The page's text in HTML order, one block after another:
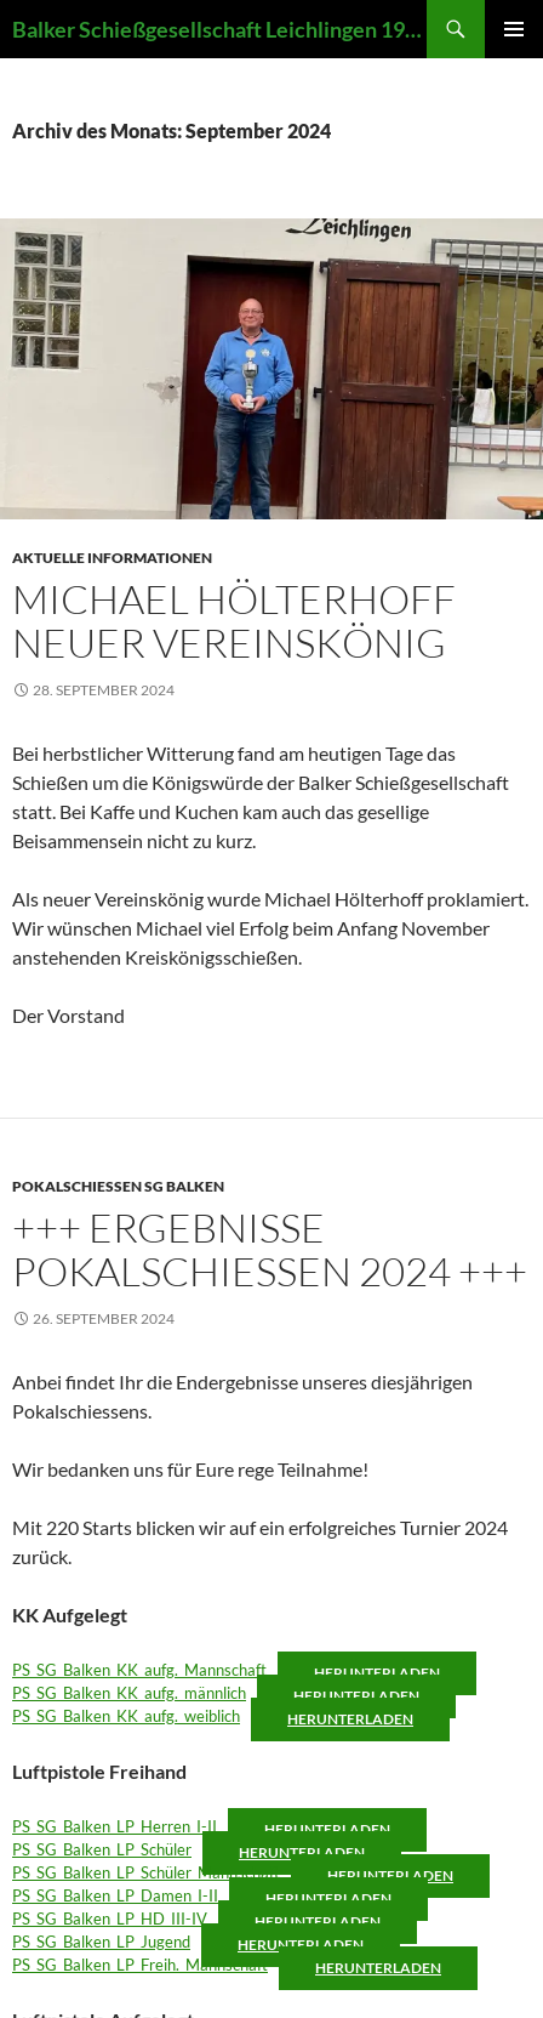
Inhalt
Balker Schießgesellschaft Leichlingen 1907 e.V.
Archiv des Monats: September 2024
AKTUELLE INFORMATIONEN
MICHAEL HÖLTERHOFF
NEUER VEREINSKÖNIG
28. SEPTEMBER 2024
Bei herbstlicher Witterung fand am heutigen Tage das
Schießen um die Königswürde der Balker Schießgesellschaft
statt. Bei Kaffe und Kuchen kam auch das gesellige
Beisammensein nicht zu kurz.
Als neuer Vereinskönig wurde Michael Hölterhoff proklamiert.
Wir wünschen Michael viel Erfolg beim Anfang November
anstehenden Kreiskönigsschießen.
Der Vorstand
POKALSCHIESSEN SG BALKEN
+++ ERGEBNISSE
POKALSCHIESSEN 2024 +++
26. SEPTEMBER 2024
Anbei findet Ihr die Endergebnisse unseres diesjährigen
Pokalschiessens.
Wir bedanken uns für Eure rege Teilnahme!
Mit 220 Starts blicken wir auf ein erfolgreiches Turnier 2024
zurück.
KK Aufgelegt
PS_SG_Balken_KK_aufg._Mannschaft HERUNTERLADEN
PS_SG_Balken_KK_aufg._männlich HERUNTERLADEN
PS_SG_Balken_KK_aufg._weiblich HERUNTERLADEN
Luftpistole Freihand
PS_SG_Balken_LP_Herren_I-II HERUNTERLADEN
PS_SG_Balken_LP_Schüler HERUNTERLADEN
PS_SG_Balken_LP_Schüler_Mannschaft HERUNTERLADEN
PS_SG_Balken_LP_Damen_I-II HERUNTERLADEN
PS_SG_Balken_LP_HD_III-IV HERUNTERLADEN
PS_SG_Balken_LP_Jugend HERUNTERLADEN
PS_SG_Balken_LP_Freih._Mannschaft HERUNTERLADEN